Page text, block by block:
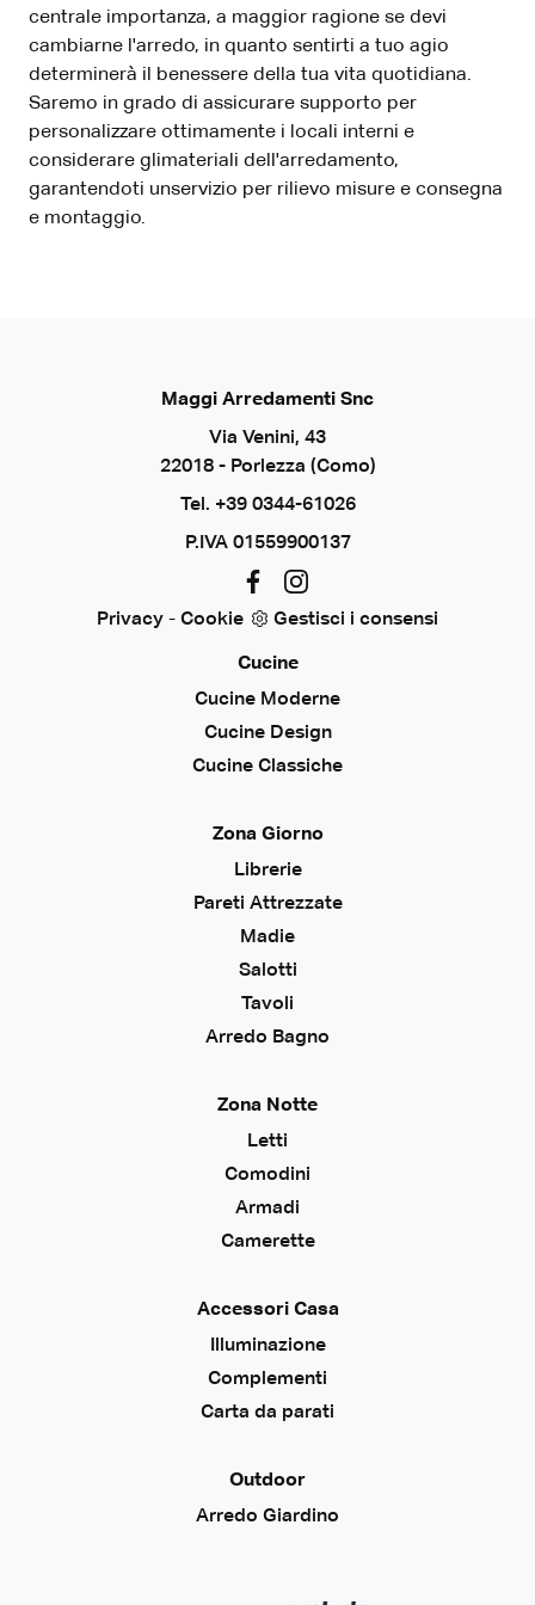
centrale importanza, a maggior ragione se devi
cambiarne l'arredo, in quanto sentirti a tuo agio
determinerà il benessere della tua vita quotidiana.
Saremo in grado di assicurare supporto per
personalizzare ottimamente i locali interni e
considerare glimateriali dell'arredamento,
garantendoti unservizio per rilievo misure e consegna
e montaggio.
Maggi Arredamenti Snc
Via Venini, 43
22018 - Porlezza (Como)
Tel. +39 0344-61026
P.IVA 01559900137
Privacy - Cookie Gestisci i consensi
Cucine
Cucine Moderne
Cucine Design
Cucine Classiche
Zona Giorno
Librerie
Pareti Attrezzate
Madie
Salotti
Tavoli
Arredo Bagno
Zona Notte
Letti
Comodini
Armadi
Camerette
Accessori Casa
Illuminazione
Complementi
Carta da parati
Outdoor
Arredo Giardino